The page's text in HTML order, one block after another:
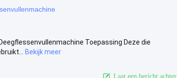
Toepassing Deze die
Bekijk meer
Laat een bericht achter